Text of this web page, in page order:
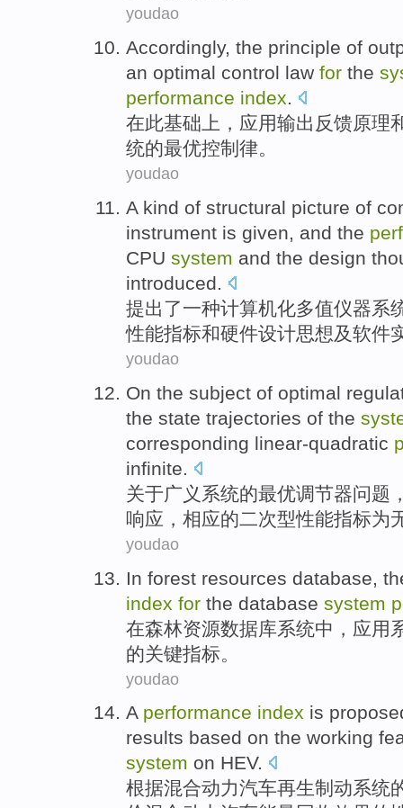
youdao
Accordingly, the principle of
an optimal control law for the
performance index.
在此基础 上 ， 应用输出 反馈原理
统的最优控制 律。
youdao
A kind of structural picture of
instrument is given, and the
CPU system and the design
introduced.
提出了一种计算机化多值仪器系
性能指标和硬件设计思想及软件
youdao
On the subject of optimal
the state trajectories of the
corresponding linear-quadratic
infinite.
关于广义 系统的最优调节器问题
响应， 相应的二次型性能指标为
youdao
In forest resources database
index for the database system
在森林资源数据库系统中， 应用
的关键指标。
youdao
A performance index is
results based on the working
system on HEV.
根据混合动力汽车再生制动系统